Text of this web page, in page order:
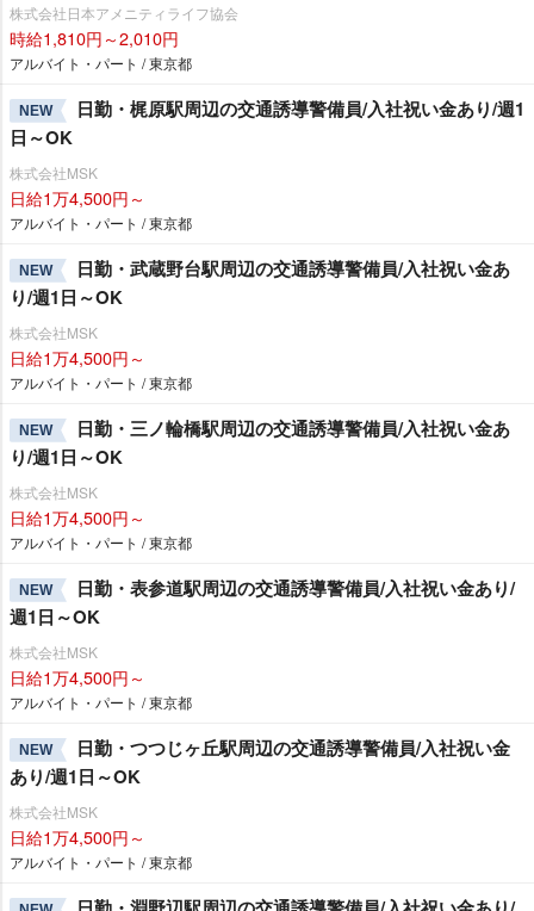
株式会社日本アメニティライフ協会
時給1,810円～2,010円
アルバイト・パート / 東京都
NEW
日勤・梶原駅周辺の交通誘導警備員/入社祝い金あり/週1
日～OK
株式会社MSK
日給1万4,500円～
アルバイト・パート / 東京都
NEW
日勤・武蔵野台駅周辺の交通誘導警備員/入社祝い金あ
り/週1日～OK
株式会社MSK
日給1万4,500円～
アルバイト・パート / 東京都
NEW
日勤・三ノ輪橋駅周辺の交通誘導警備員/入社祝い金あ
り/週1日～OK
株式会社MSK
日給1万4,500円～
アルバイト・パート / 東京都
NEW
日勤・表参道駅周辺の交通誘導警備員/入社祝い金あり/
週1日～OK
株式会社MSK
日給1万4,500円～
アルバイト・パート / 東京都
NEW
日勤・つつじヶ丘駅周辺の交通誘導警備員/入社祝い金
あり/週1日～OK
株式会社MSK
日給1万4,500円～
アルバイト・パート / 東京都